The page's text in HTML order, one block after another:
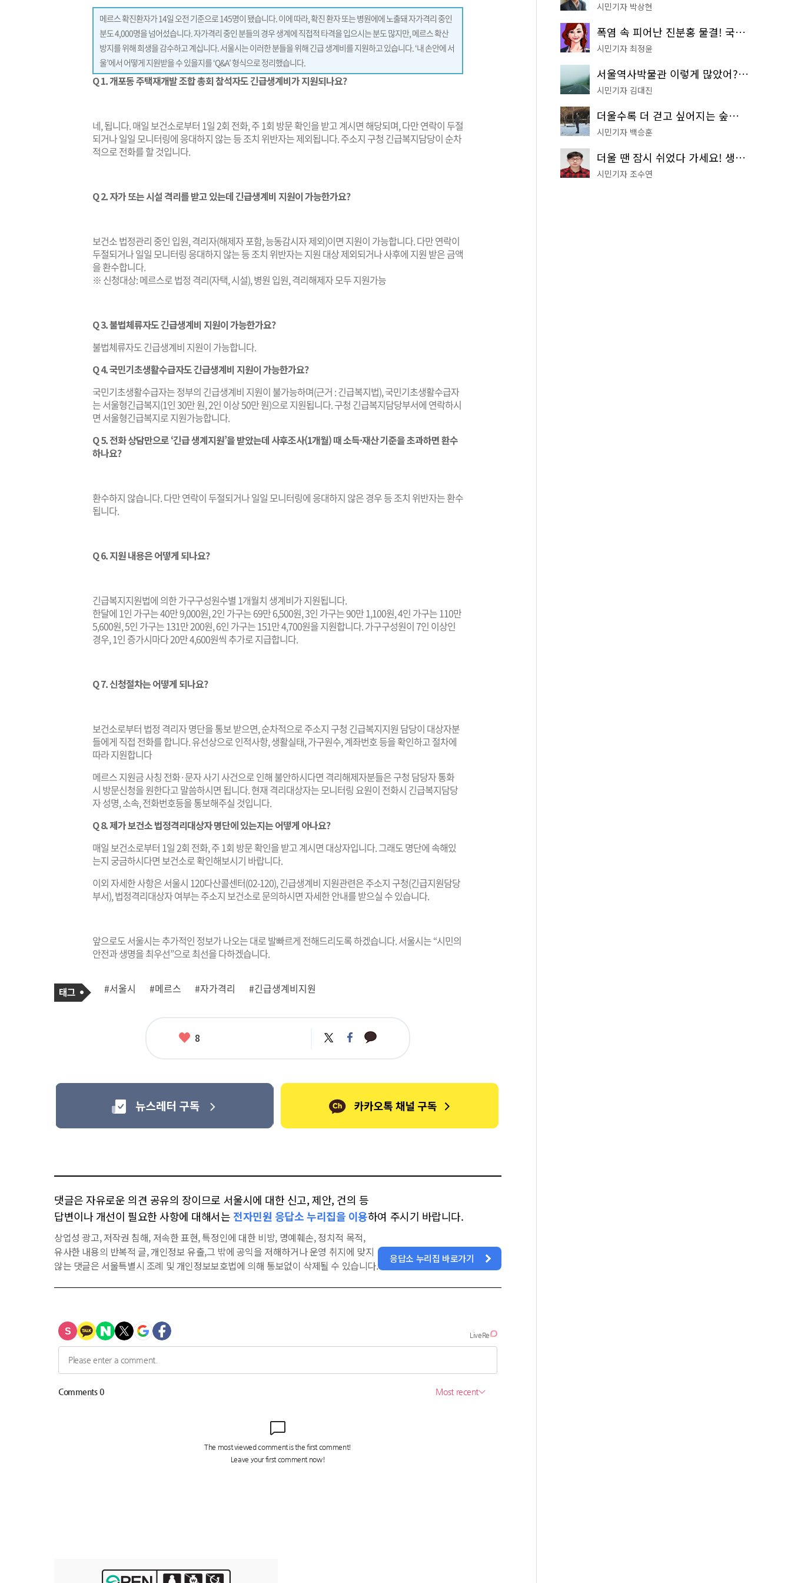
메르스 확진환자가 14일 오전 기준으로 145명이 됐습니다. 이에 따라, 확진 환자 또는 병원에에 노출돼 자가격리 중인
분도 4,000명을 넘어섰습니다. 자가격리 중인 분들의 경우 생계에 직접적 타격을 입으시는 분도 많지만, 메르스 확산
방지를 위해 희생을 감수하고 계십니다. 서울시는 이러한 분들을 위해 긴급 생계비를 지원하고 있습니다. ‘내 손안에 서
울’에서 어떻게 지원받을 수 있을지를 ‘Q&A’ 형식으로 정리했습니다.
Q 1. 개포동 주택재개발 조합 총회 참석자도 긴급생계비가 지원되나요?
네, 됩니다. 매일 보건소로부터 1일 2회 전화, 주 1회 방문 확인을 받고 계시면 해당되며, 다만 연락이 두절
되거나 일일 모니터링에 응대하지 않는 등 조치 위반자는 제외됩니다. 주소지 구청 긴급복지담당이 순차
적으로 전화를 할 것입니다.
Q 2. 자가 또는 시설 격리를 받고 있는데 긴급생계비 지원이 가능한가요?
보건소 법정관리 중인 입원, 격리자(해제자 포함, 능동감시자 제외)이면 지원이 가능합니다. 다만 연락이
두절되거나 일일 모니터링 응대하지 않는 등 조치 위반자는 지원 대상 제외되거나 사후에 지원 받은 금액
을 환수합니다.
※ 신청대상: 메르스로 법정 격리(자택, 시설), 병원 입원, 격리해제자 모두 지원가능
Q 3. 불법체류자도 긴급생계비 지원이 가능한가요?
불법체류자도 긴급생계비 지원이 가능합니다.
Q 4. 국민기초생활수급자도 긴급생계비 지원이 가능한가요?
국민기초생활수급자는 정부의 긴급생계비 지원이 불가능하며(근거 : 긴급복지법), 국민기초생활수급자
는 서울형긴급복지(1인 30만 원, 2인 이상 50만 원)으로 지원됩니다. 구청 긴급복지담당부서에 연락하시
면 서울형긴급복지로 지원가능합니다.
Q 5. 전화 상담만으로 ‘긴급 생계지원’을 받았는데 사후조사(1개월) 때 소득·재산 기준을 초과하면 환수
하나요?
환수하지 않습니다. 다만 연락이 두절되거나 일일 모니터링에 응대하지 않은 경우 등 조치 위반자는 환수
됩니다.
Q 6. 지원 내용은 어떻게 되나요?
긴급복지지원법에 의한 가구구성원수별 1개월치 생계비가 지원됩니다.
한달에 1인 가구는 40만 9,000원, 2인 가구는 69만 6,500원, 3인 가구는 90만 1,100원, 4인 가구는 110만
5,600원, 5인 가구는 131만 200원, 6인 가구는 151만 4,700원을 지원합니다. 가구구성원이 7인 이상인
경우, 1인 증가시마다 20만 4,600원씩 추가로 지급합니다.
Q 7. 신청절차는 어떻게 되나요?
보건소로부터 법정 격리자 명단을 통보 받으면, 순차적으로 주소지 구청 긴급복지지원 담당이 대상자분
들에게 직접 전화를 합니다. 유선상으로 인적사항, 생활실태, 가구원수, 계좌번호 등을 확인하고 절차에
따라 지원합니다
메르스 지원금 사칭 전화·문자 사기 사건으로 인해 불안하시다면 격리해제자분들은 구청 담당자 통화
시 방문신청을 원한다고 말씀하시면 됩니다. 현재 격리대상자는 모니터링 요원이 전화시 긴급복지담당
자 성명, 소속, 전화번호등을 통보해주실 것입니다.
Q 8. 제가 보건소 법정격리대상자 명단에 있는지는 어떻게 아나요?
매일 보건소로부터 1일 2회 전화, 주 1회 방문 확인을 받고 계시면 대상자입니다. 그래도 명단에 속해있
는지 궁금하시다면 보건소로 확인해보시기 바랍니다.
이외 자세한 사항은 서울시 120다산콜센터(02-120), 긴급생계비 지원관련은 주소지 구청(긴급지원담당
부서), 법정격리대상자 여부는 주소지 보건소로 문의하시면 자세한 안내를 받으실 수 있습니다.
앞으로도 서울시는 추가적인 정보가 나오는 대로 발빠르게 전해드리도록 하겠습니다. 서울시는 “시민의
안전과 생명을 최우선”으로 최선을 다하겠습니다.
사
태
그
#서울시 #메르스 #자가격리 #긴급생계비지원
좋
8 트
위
페
이
카
카
댓글은 자유로운 의견 공유의 장이므로 서울시에 대한 신고, 제안, 건의 등
답변이나 개선이 필요한 사항에 대해서는 전자민원 응답소 누리집을 이용하여 주시기 바랍니다.
상업성 광고, 저작권 침해, 저속한 표현, 특정인에 대한 비방, 명예훼손, 정치적 목적,
유사한 내용의 반복적 글, 개인정보 유출,그 밖에 공익을 저해하거나 운영 취지에 맞지
않는 댓글은 서울특별시 조례 및 개인정보보호법에 의해 통보없이 삭제될 수 있습니다.
응답소 누리집 바로가기
시민기자 박상현
폭염 속 피어난 진분홍 물결! 국립중앙박물관 배롱나무 명소
시민기자 최정윤
서울역사박물관 이렇게 많았어? 주말마다 한 곳씩 떠나는 역사 산책
시민기자 김대진
더울수록 더 걷고 싶어지는 숲길! 서울둘레길 '아차산 코스'
시민기자 백승훈
더울 땐 잠시 쉬었다 가세요! 생수 냉장고부터 해피소·무더위쉼터까지
시민기자 조수연